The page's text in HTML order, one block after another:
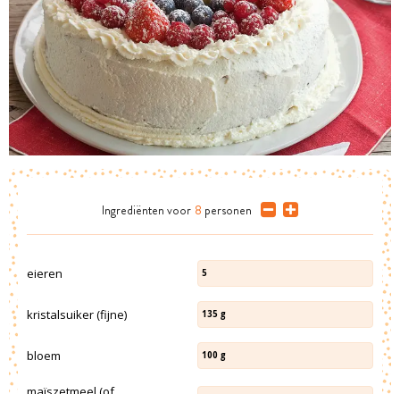
Ingrediënten voor 8 personen
eieren 5
kristalsuiker (fijne) 135 g
bloem 100 g